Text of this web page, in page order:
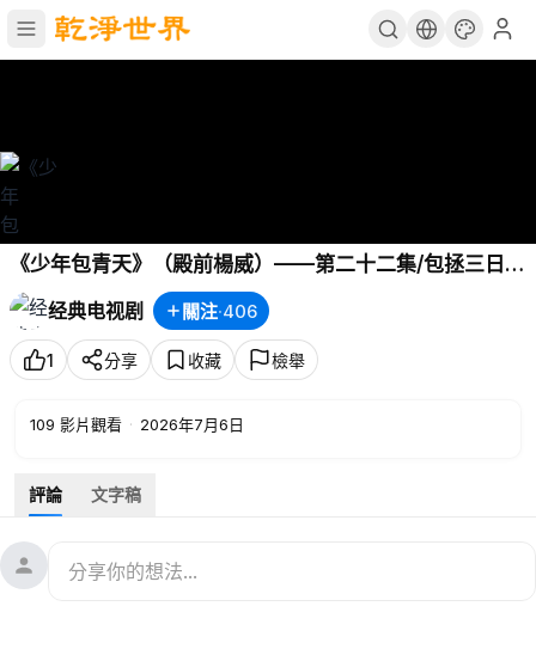
《少年包青天》（殿前楊威）——第二十二集/包拯三日交
旨破案 名揚全京城 皇上内心歡喜 得一棟梁 公孫策發現秘
密 卻遭到毒手 生死難料
经典电视剧 關注·406
1 分享 收藏 檢舉
109 影片觀看 · 2026年7月6日
評論 文字稿